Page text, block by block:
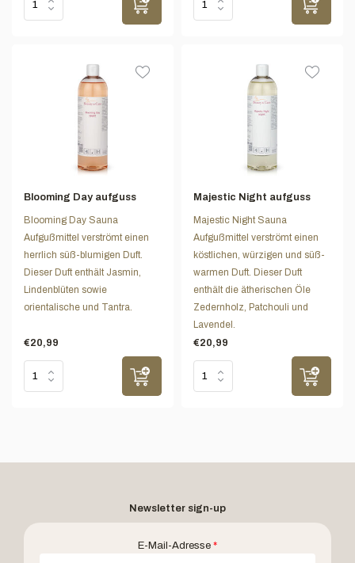
Blooming Day aufguss
Blooming Day Sauna
Aufgußmittel verströmt einen
herrlich süß-blumigen Duft.
Dieser Duft enthält Jasmin,
Lindenblüten sowie
orientalische und Tantra.
€20,99
Majestic Night aufguss
Majestic Night Sauna
Aufgußmittel verströmt einen
köstlichen, würzigen und süß-
warmen Duft. Dieser Duft
enthält die ätherischen Öle
Zedernholz, Patchouli und
Lavendel.
€20,99
Newsletter sign-up
E-Mail-Adresse *